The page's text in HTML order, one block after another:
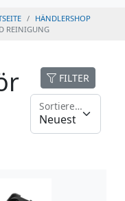
HÄNDLERSHOP
REINIGUNG
FILTER
Sortieren nach